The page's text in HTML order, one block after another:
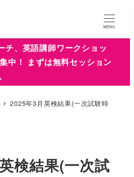
MENU
チ、英語講師ワークショッ
中！ まずは無料セッション
2025年3月英検結果(一次試験時
検結果(一次試